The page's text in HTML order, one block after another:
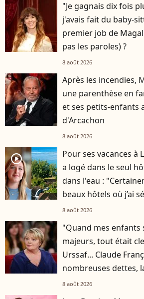
"Je gagnais dix fois
j'avais fait du baby-
premier job de
pas les paroles) ?
8 août 2026
Après les incendies,
une parenthèse en
et ses petits-enfants
d'Arcachon
8 août 2026
player2
Pour ses vacances à
a logé dans le seul
dans l'eau :
beaux hôtels où j’ai
8 août 2026
"Quand mes enfants
majeurs, tout était
Urssaf... Claude
nombreuses dettes,
s'est occupée de tout
8 août 2026